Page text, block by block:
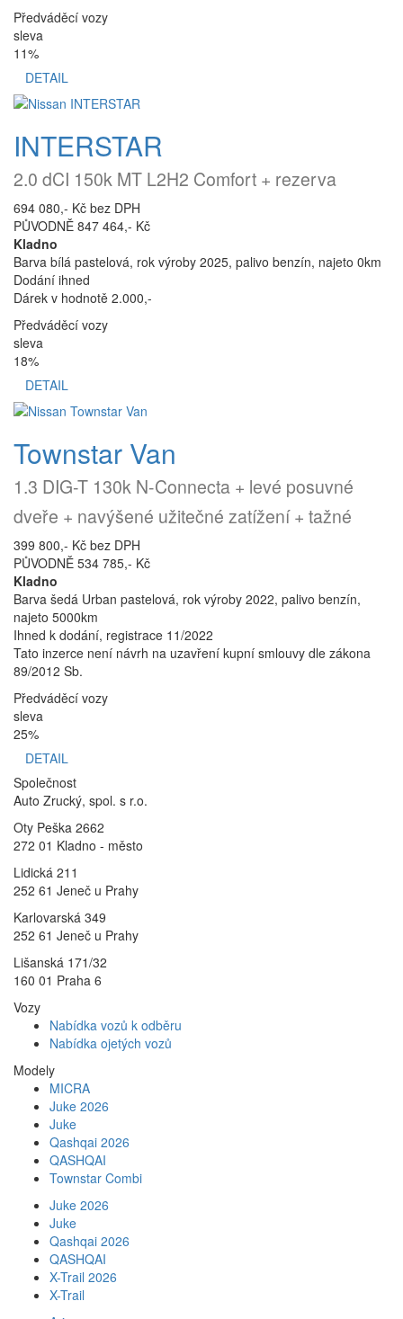
Předváděcí vozy
sleva
11%
DETAIL
INTERSTAR
2.0 dCI 150k MT L2H2 Comfort + rezerva
694 080,- Kč bez DPH
PŮVODNĚ 847 464,- Kč
Kladno
Barva bílá pastelová, rok výroby 2025, palivo benzín, najeto 0km
Dodání ihned
Dárek v hodnotě 2.000,-
Předváděcí vozy
sleva
18%
DETAIL
Townstar Van
1.3 DIG-T 130k N-Connecta + levé posuvné
dveře + navýšené užitečné zatížení + tažné
399 800,- Kč bez DPH
PŮVODNĚ 534 785,- Kč
Kladno
Barva šedá Urban pastelová, rok výroby 2022, palivo benzín,
najeto 5000km
Ihned k dodání, registrace 11/2022
Tato inzerce není návrh na uzavření kupní smlouvy dle zákona
89/2012 Sb.
Předváděcí vozy
sleva
25%
DETAIL
Společnost
Auto Zrucký, spol. s r.o.
Oty Peška 2662
272 01 Kladno - město
Lidická 211
252 61 Jeneč u Prahy
Karlovarská 349
252 61 Jeneč u Prahy
Lišanská 171/32
160 01 Praha 6
Vozy
Nabídka vozů k odběru
Nabídka ojetých vozů
Modely
MICRA
Juke 2026
Juke
Qashqai 2026
QASHQAI
Townstar Combi
Juke 2026
Juke
Qashqai 2026
QASHQAI
X-Trail 2026
X-Trail